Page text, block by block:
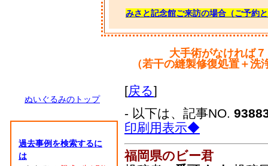
みさと記念館ご来訪の場合（ご予約
大手術がなければ
（若干の縫製修復処置＋
ぬいぐるみのトップ
過去事例を検索するに
は
[戻る]
- 以下は、記事NO.
印刷用表示◆
福岡県のビー君